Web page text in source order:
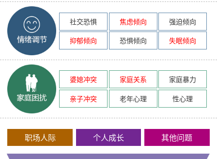
社交恐惧 焦虑倾向
强迫倾向
抑郁倾向
恐惧倾向 失眠倾向
婆媳冲突 家庭关系
家庭暴力
亲子冲突
老年心理 性心理
职场人际 个人成长 其他问题